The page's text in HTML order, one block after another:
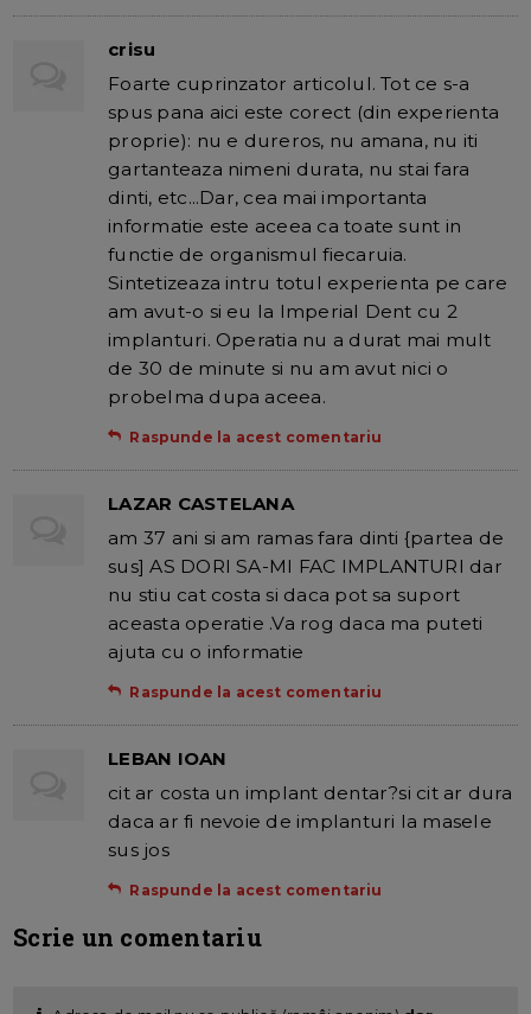
crisu
Foarte cuprinzator articolul. Tot ce s-a
spus pana aici este corect (din experienta
proprie): nu e dureros, nu amana, nu iti
gartanteaza nimeni durata, nu stai fara
dinti, etc...Dar, cea mai importanta
informatie este aceea ca toate sunt in
functie de organismul fiecaruia.
Sintetizeaza intru totul experienta pe care
am avut-o si eu la Imperial Dent cu 2
implanturi. Operatia nu a durat mai mult
de 30 de minute si nu am avut nici o
probelma dupa aceea.
Raspunde la acest comentariu
LAZAR CASTELANA
am 37 ani si am ramas fara dinti {partea de
sus] AS DORI SA-MI FAC IMPLANTURI dar
nu stiu cat costa si daca pot sa suport
aceasta operatie .Va rog daca ma puteti
ajuta cu o informatie
Raspunde la acest comentariu
LEBAN IOAN
cit ar costa un implant dentar?si cit ar dura
daca ar fi nevoie de implanturi la masele
sus jos
Raspunde la acest comentariu
Scrie un comentariu